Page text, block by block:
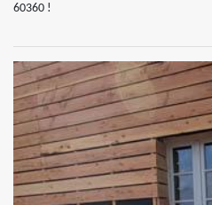
60360 !